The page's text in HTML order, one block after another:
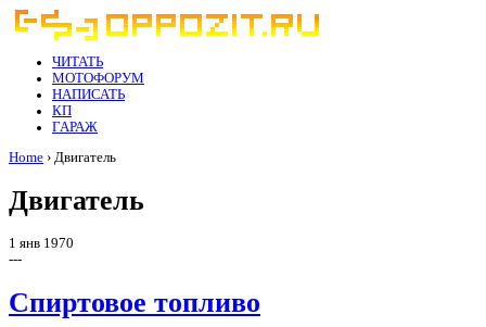
ЧИТАТЬ
МОТОФОРУМ
НАПИСАТЬ
КП
ГАРАЖ
Home › Двигатель
Двигатель
1 янв 1970
---
Спиртовое топливо